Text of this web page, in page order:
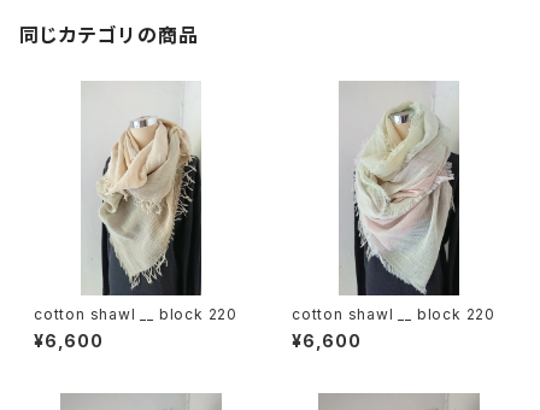
同じカテゴリの商品
cotton shawl __ block 220
¥6,600
cotton shawl __ block 220
¥6,600